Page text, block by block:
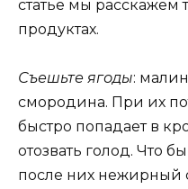
статье мы расскажем
продуктах.
Съешьте ягоды:
смородина. При их
быстро попадает в
отозвать голод. Что
после них нежирный